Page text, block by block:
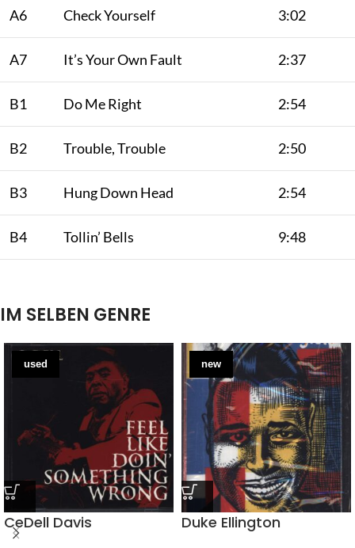
A6 Check Yourself 3:02
A7 It’s Your Own Fault 2:37
B1 Do Me Right 2:54
B2 Trouble, Trouble 2:50
B3 Hung Down Head 2:54
B4 Tollin’ Bells 9:48
IM SELBEN GENRE
used
CeDell Davis
new
Duke Ellington